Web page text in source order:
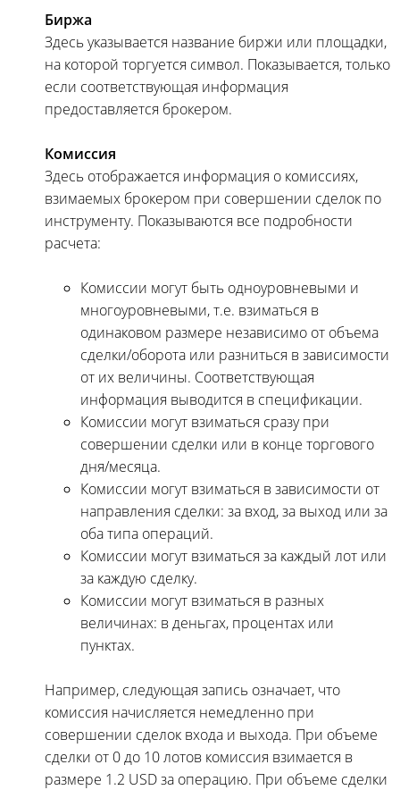
Биржа
Здесь указывается название биржи или площадки,
на которой торгуется символ. Показывается, только
если соответствующая информация
предоставляется брокером.
Комиссия
Здесь отображается информация о комисcиях,
взимаемых брокером при совершении сделок по
инструменту. Показываются все подробности
расчета:
Комиссии могут быть одноуровневыми и
многоуровневыми, т.е. взиматься в
одинаковом размере независимо от объема
сделки/оборота или разниться в зависимости
от их величины. Соответствующая
информация выводится в спецификации.
Комиссии могут взиматься сразу при
совершении сделки или в конце торгового
дня/месяца.
Комиссии могут взиматься в зависимости от
направления сделки: за вход, за выход или за
оба типа операций.
Комиссии могут взиматься за каждый лот или
за каждую сделку.
Комиссии могут взиматься в разных
величинах: в деньгах, процентах или
пунктах.
Например, следующая запись означает, что
комиссия начисляется немедленно при
совершении сделок входа и выхода. При объеме
сделки от 0 до 10 лотов комиссия взимается в
размере 1.2 USD за операцию. При объеме сделки